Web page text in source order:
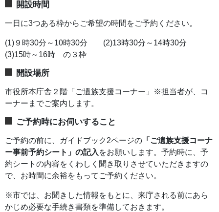
開設時間
一日に3つある枠からご希望の時間をご予約ください。
(1)９時30分～10時30分 (2)13時30分～14時30分
(3)15時～16時 の３枠
開設場所
市役所本庁舎２階「ご遺族支援コーナー」※担当者が、コ
ーナーまでご案内します。
ご予約時にお伺いすること
ご予約の前に、ガイドブック2ページの 「ご遺族支援コーナ
ー事前予約シート」の記入をお願いします。予約時に、予
約シートの内容をくわしく聞き取りさせていただきますの
で、お時間に余裕をもってご予約ください。
※市では、お聞きした情報をもとに、来庁される前にあら
かじめ必要な手続き書類を準備しておきます。